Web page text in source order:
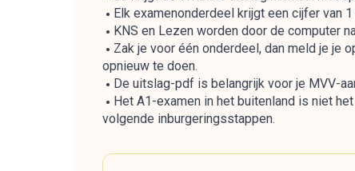
Elk examenonderdeel krijgt een cijfer van
KNS en Lezen worden door de computer
Zak je voor één onderdeel, dan meld je je
opnieuw te doen.
De uitslag-pdf is belangrijk voor je MVV-
Het A1-examen in het buitenland is niet
volgende inburgeringsstappen.